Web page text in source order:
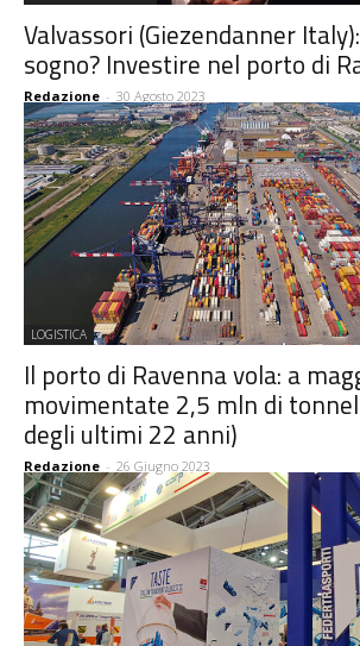
Valvassori (Giezendanner
sogno? Investire nel porto di
Redazione - 30 Agosto 2023
LOGISTICA
Il porto di Ravenna vola: a
movimentate 2,5 mln di
degli ultimi 22 anni)
Redazione - 26 Giugno 2023